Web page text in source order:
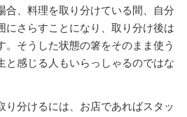
合、料理を取り分けている間、自分
にさらすことになり、取り分け後は
。そうした状態の箸をそのまま使う
と感じる人もいらっしゃるのではな
り分けるには、お店であればスタッ